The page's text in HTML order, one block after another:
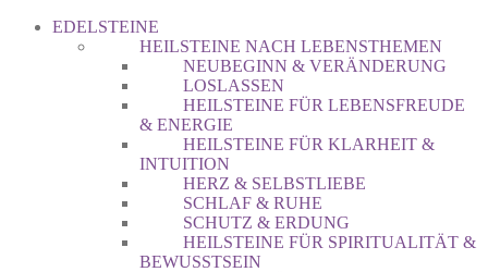
EDELSTEINE
HEILSTEINE NACH LEBENSTHEMEN
NEUBEGINN & VERÄNDERUNG
LOSLASSEN
HEILSTEINE FÜR LEBENSFREUDE
& ENERGIE
HEILSTEINE FÜR KLARHEIT &
INTUITION
HERZ & SELBSTLIEBE
SCHLAF & RUHE
SCHUTZ & ERDUNG
HEILSTEINE FÜR SPIRITUALITÄT &
BEWUSSTSEIN